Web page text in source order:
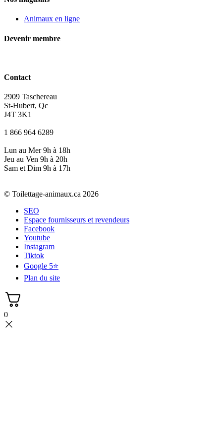
Animaux en ligne
Devenir membre
Contact
2909 Taschereau
St-Hubert, Qc
J4T 3K1
1 866 964 6289
Lun au Mer 9h à 18h
Jeu au Ven 9h à 20h
Sam et Dim 9h à 17h
© Toilettage-animaux.ca 2026
SEO
Espace fournisseurs et revendeurs
Facebook
Youtube
Instagram
Tiktok
Google 5⭐
Plan du site
0